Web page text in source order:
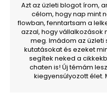
Azt az üzleti blogot írom,
célom, hogy nap mint
flowban, fenntartsam a
azzal, hogy vállalkozások
meg. Imádom az üzleti
kutatásokat és ezeket
segítek neked a
chaten is! Új témám
kiegyensúlyozott élet.